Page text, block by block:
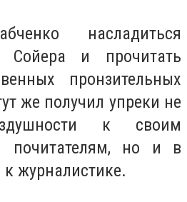
насладиться
Сойера и прочитать
пронзительных
же получил упреки не
к своим
почитателям, но и в
журналистике.